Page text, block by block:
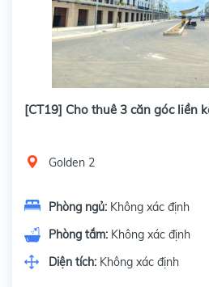
[CT19] Cho thuê 3 căn góc liền
Golden 2
Phòng ngủ: Không xác định
Phòng tắm: Không xác định
Diện tích: Không xác định